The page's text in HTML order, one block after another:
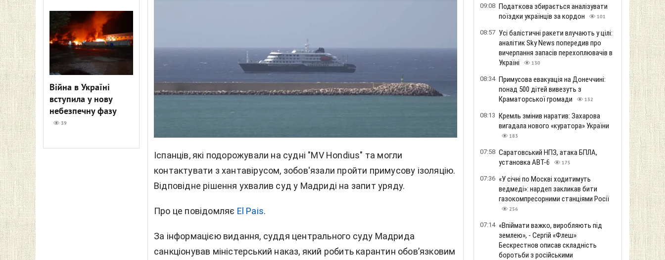
Війна в Україні
вступила у нову
небезпечну фазу
39
Іспанців, які подорожували на судні "MV Hondius" та могли
контактувати з хантавірусом, зобов'язали пройти примусову ізоляцію.
Відповідне рішення ухвалив суд у Мадриді на запит уряду.
Про це повідомляє El Pais.
За інформацією видання, суддя центрального суду Мадрида
санкціонував міністерський наказ, який робить карантин обов’язковим
09:08 Податкова збирається аналізувати
поїздки українців за кордон
101
08:57 Усі балістичні ракети влучають у цілі:
аналітик Sky News попередив про
вичерпання запасів перехоплювачів в
Україні
130
08:34 Примусова евакуація на Донеччині:
понад 500 дітей вивезуть з
Краматорської громади
132
08:13 Кремль змінив наратив: Захарова
вигадала нового «куратора» України
183
07:58 Саратовський НПЗ, атака БПЛА,
установка АВТ-6
175
07:36 «У січні по Москві ходитимуть
ведмеді»: нардеп закликав бити
газокомпресорними станціями Росії
256
07:14 «Впіймати важко, виробляють під
землею», - Сергій «Флеш»
Бескрестнов описав складність
боротьби з російськими